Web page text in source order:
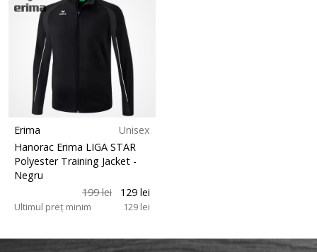
Erima
Unisex
Hanorac Erima LIGA STAR
Polyester Training Jacket -
Negru
199 lei
129 lei
Ultimul preț minim 129 lei